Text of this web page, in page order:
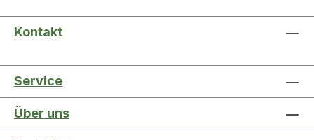
Kontakt
Service
Über uns